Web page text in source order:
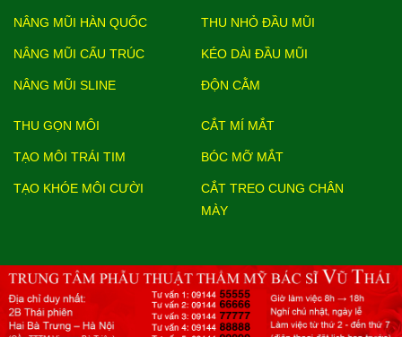
NÂNG MŨI HÀN QUỐC
NÂNG MŨI CẤU TRÚC
NÂNG MŨI SLINE
THU NHỎ ĐẦU MŨI
KÉO DÀI ĐẦU MŨI
ĐỘN CẰM
THU GỌN MÔI
TẠO MÔI TRÁI TIM
TẠO KHÓE MÔI CƯỜI
CẮT MÍ MẮT
BÓC MỠ MẮT
CẮT TREO CUNG CHÂN
MÀY